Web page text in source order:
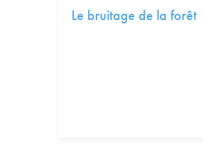
Le bruitage de la forêt